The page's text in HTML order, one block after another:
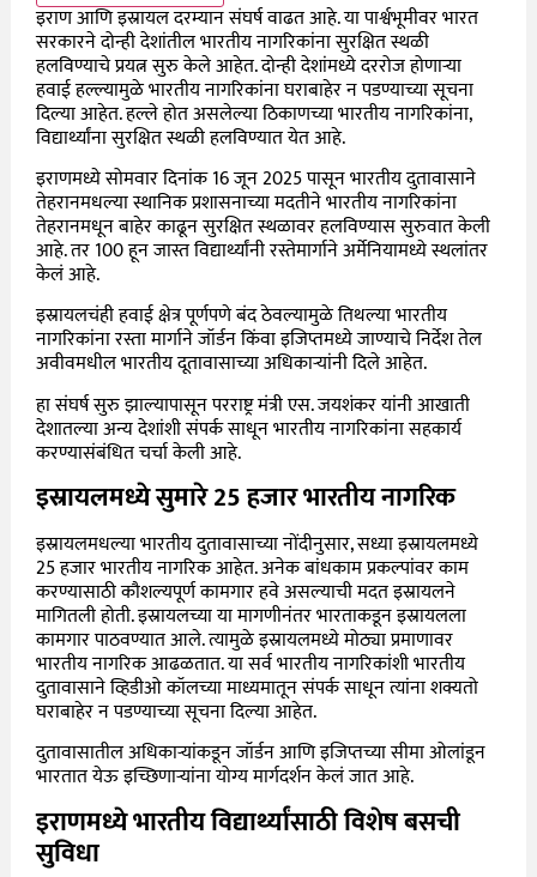
इराण आणि इस्रायल दरम्यान संघर्ष वाढत आहे. या पार्श्वभूमीवर भारत
सरकारने दोन्ही देशांतील भारतीय नागरिकांना सुरक्षित स्थळी
हलविण्याचे प्रयत्न सुरु केले आहेत. दोन्ही देशांमध्ये दररोज होणाऱ्या
हवाई हल्ल्यामुळे भारतीय नागरिकांना घराबाहेर न पडण्याच्या सूचना
दिल्या आहेत. हल्ले होत असलेल्या ठिकाणच्या भारतीय नागरिकांना,
विद्यार्थ्यांना सुरक्षित स्थळी हलविण्यात येत आहे.
इराणमध्ये सोमवार दिनांक 16 जून 2025 पासून भारतीय दुतावासाने
तेहरानमधल्या स्थानिक प्रशासनाच्या मदतीने भारतीय नागरिकांना
तेहरानमधून बाहेर काढून सुरक्षित स्थळावर हलविण्यास सुरुवात केली
आहे. तर 100 हून जास्त विद्यार्थ्यांनी रस्तेमार्गाने अर्मेनियामध्ये स्थलांतर
केलं आहे.
इस्रायलचंही हवाई क्षेत्र पूर्णपणे बंद ठेवल्यामुळे तिथल्या भारतीय
नागरिकांना रस्ता मार्गाने जॉर्डन किंवा इजिप्तमध्ये जाण्याचे निर्देशतेल
अवीवमधील भारतीय दूतावासाच्या अधिकाऱ्यांनी दिले आहेत.
हा संघर्ष सुरु झाल्यापासून परराष्ट्र मंत्री एस. जयशंकर यांनी आखाती
देशातल्या अन्य देशांशी संपर्क साधून भारतीय नागरिकांना सहकार्य
करण्यासंबंधित चर्चा केली आहे.
इस्रायलमध्ये सुमारे 25 हजार भारतीय नागरिक
इस्रायलमधल्या भारतीय दुतावासाच्या नोंदीनुसार, सध्या इस्रायलमध्ये
25 हजार भारतीय नागरिक आहेत. अनेक बांधकाम प्रकल्पांवर काम
करण्यासाठी कौशल्यपूर्ण कामगार हवे असल्याची मदत इस्रायलने
मागितली होती. इस्रायलच्या या मागणीनंतर भारताकडून इस्रायलला
कामगार पाठवण्यात आले. त्यामुळे इस्रायलमध्ये मोठ्या प्रमाणावर
भारतीय नागरिक आढळतात. या सर्व भारतीय नागरिकांशी भारतीय
दुतावासाने व्हिडीओ कॉलच्या माध्यमातून संपर्क साधून त्यांना शक्यतो
घराबाहेर न पडण्याच्या सूचना दिल्या आहेत.
दुतावासातील अधिकाऱ्यांकडून जॉर्डन आणि इजिप्तच्या सीमा ओलांडून
भारतात येऊ इच्छिणाऱ्यांना योग्य मार्गदर्शन केलं जात आहे.
इराणमध्ये भारतीय विद्यार्थ्यांसाठी विशेष बसची
सुविधा